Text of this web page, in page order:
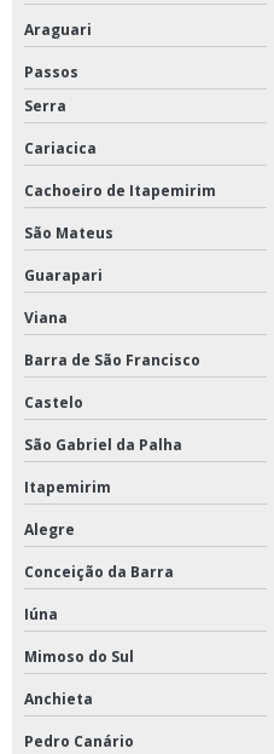
Araguari
Passos
Serra
Cariacica
Cachoeiro de Itapemirim
São Mateus
Guarapari
Viana
Barra de São Francisco
Castelo
São Gabriel da Palha
Itapemirim
Alegre
Conceição da Barra
Iúna
Mimoso do Sul
Anchieta
Pedro Canário